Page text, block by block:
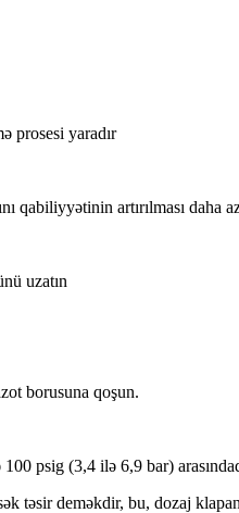
prosesi yaradır
qabiliyyətinin artırılması daha
uzatın
borusuna qoşun.
psig (3,4 ilə 6,9 bar)
təsir deməkdir, bu, dozaj